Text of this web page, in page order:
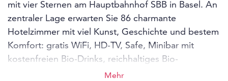
mit vier Sternen am Hauptbahnhof SBB in Basel. An
zentraler Lage erwarten Sie 86 charmante
Hotelzimmer mit viel Kunst, Geschichte und bestem
Komfort: gratis WiFi, HD-TV, Safe, Minibar mit
kostenfreien Bio-Drinks, reichhaltiges Bio-
Frühstücksbuffet, Sauna Oase, Business Corner,
Mehr